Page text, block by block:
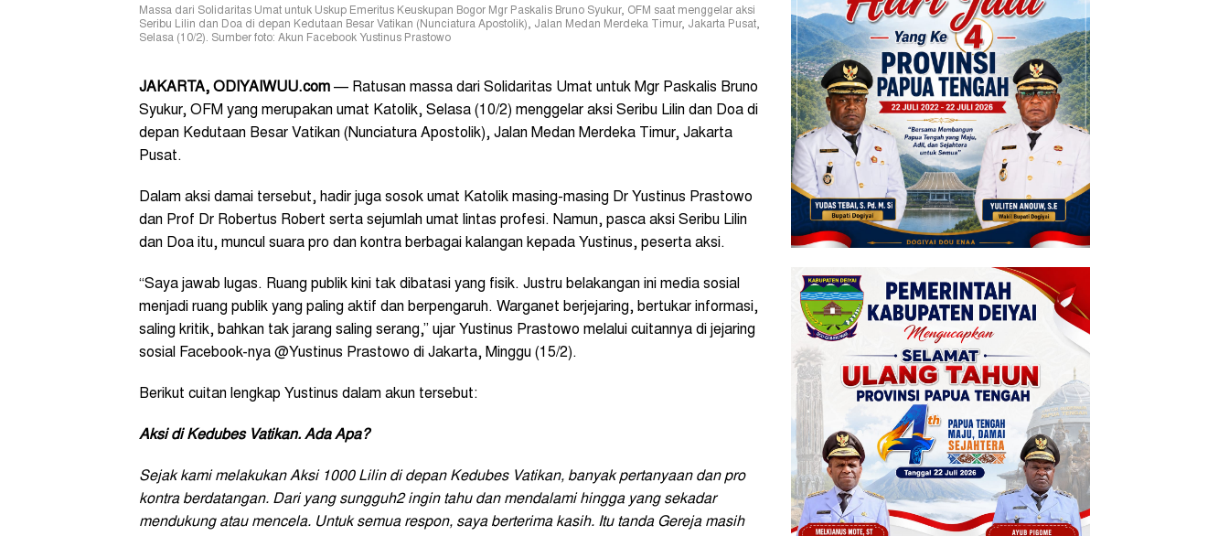
Massa dari Solidaritas Umat untuk Uskup Emeritus Keuskupan Bogor Mgr Paskalis Bruno Syukur, OFM saat menggelar aksi
Seribu Lilin dan Doa di depan Kedutaan Besar Vatikan (Nunciatura Apostolik), Jalan Medan Merdeka Timur, Jakarta Pusat,
Selasa (10/2). Sumber foto: Akun Facebook Yustinus Prastowo
JAKARTA, ODIYAIWUU.com — Ratusan massa dari Solidaritas Umat untuk Mgr Paskalis Bruno
Syukur, OFM yang merupakan umat Katolik, Selasa (10/2) menggelar aksi Seribu Lilin dan Doa di
depan Kedutaan Besar Vatikan (Nunciatura Apostolik), Jalan Medan Merdeka Timur, Jakarta
Pusat.
Dalam aksi damai tersebut, hadir juga sosok umat Katolik masing-masing Dr Yustinus Prastowo
dan Prof Dr Robertus Robert serta sejumlah umat lintas profesi. Namun, pasca aksi Seribu Lilin
dan Doa itu, muncul suara pro dan kontra berbagai kalangan kepada Yustinus, peserta aksi.
“Saya jawab lugas. Ruang publik kini tak dibatasi yang fisik. Justru belakangan ini media sosial
menjadi ruang publik yang paling aktif dan berpengaruh. Warganet berjejaring, bertukar informasi,
saling kritik, bahkan tak jarang saling serang,” ujar Yustinus Prastowo melalui cuitannya di jejaring
sosial Facebook-nya @Yustinus Prastowo di Jakarta, Minggu (15/2).
Berikut cuitan lengkap Yustinus dalam akun tersebut:
Aksi di Kedubes Vatikan. Ada Apa?
Sejak kami melakukan Aksi 1000 Lilin di depan Kedubes Vatikan, banyak pertanyaan dan pro
kontra berdatangan. Dari yang sungguh2 ingin tahu dan mendalami hingga yang sekadar
mendukung atau mencela. Untuk semua respon, saya berterima kasih. Itu tanda Gereja masih